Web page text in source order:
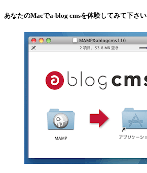
あなたのMacでa-blog cmsを体験してみて下さい